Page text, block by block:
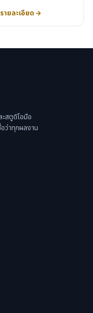
ายละเอียด →
สตูดิโอมือ
ว่าทุกผลงาน